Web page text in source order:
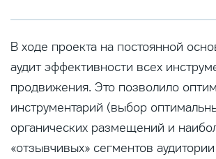
В ходе проекта на постоянной
аудит эффективности всех
продвижения. Это позволило
инструментарий (выбор
органических размещений и
«отзывчивых» сегментов